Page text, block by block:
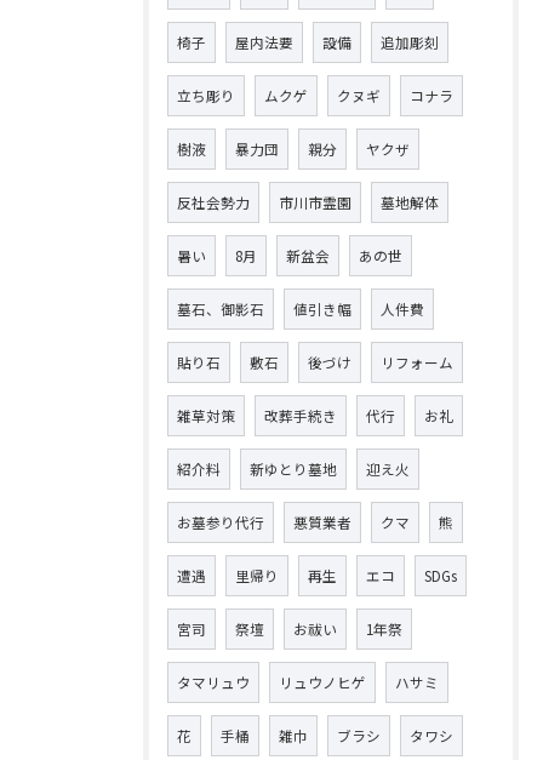
椅子 屋内法要 設備 追加彫刻
立ち彫り ムクゲ クヌギ コナラ
樹液 暴力団 親分 ヤクザ
反社会勢力 市川市霊園 墓地解体
暑い 8月 新盆会 あの世
墓石、御影石 値引き幅 人件費
貼り石 敷石 後づけ リフォーム
雑草対策 改葬手続き 代行 お礼
紹介料 新ゆとり墓地 迎え火
お墓参り代行 悪質業者 クマ 熊
遭遇 里帰り 再生 エコ SDGs
宮司 祭壇 お祓い 1年祭
タマリュウ リュウノヒゲ ハサミ
花 手桶 雑巾 ブラシ タワシ